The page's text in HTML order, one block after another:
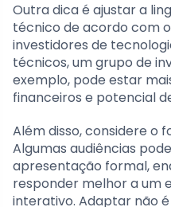
Outra dica é ajustar a
técnico de acordo com
investidores de
técnicos, um grupo de
exemplo, pode estar
financeiros e potencial
Além disso, considere o
Algumas audiências
apresentação formal,
responder melhor a um
interativo. Adaptar não